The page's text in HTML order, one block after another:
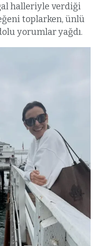
halleriyle verdiği
toplarken, ünlü
yorumlar yağdı.